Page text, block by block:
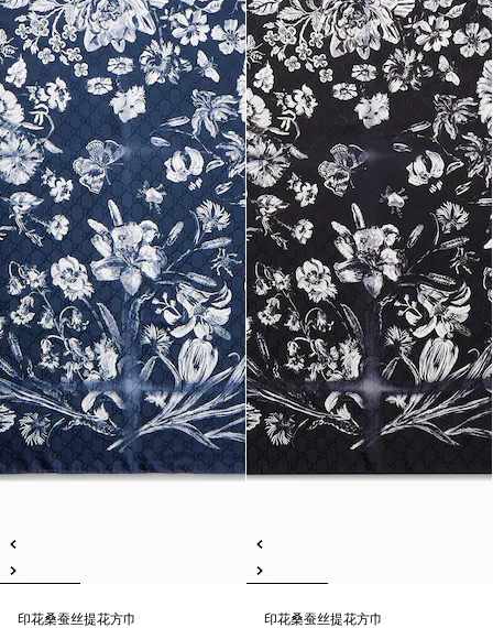
印花桑蚕丝提花方巾 印花桑蚕丝提花方巾